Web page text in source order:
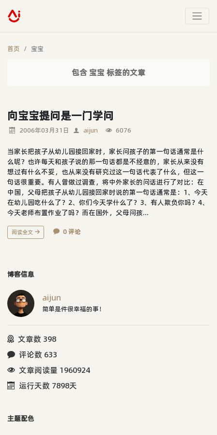
首页 宝宝
包含 宝宝 标签的文章
向宝宝提问是一门学问
2006年03月31日 aijun 6076
当家长把孩子从幼儿园接回家时，家长问孩子的第一句话通常是什
么呢？也许每天和孩子说的那一句话都是不经意的，家长从来没有
想过有什么不妥，也从来没有研究过这一句话代表了什么，但这一
句话很重要。有人曾做过调查，将中外家长的问话进行了对比：在
中国，父母把孩子从幼儿园接回家时说的第一句话通常是：1、今天
在幼儿园吃什么了？2、你们今天学什么了？3、有人欺负你吗？4、
今天老师布置作业了吗？而在国外，父母问孩...
阅读全文 0 评论
博客信息
aijun
简单是件很幸福的事！
文章数 398
评论数 633
文章阅读量 1960924
运行天数 7898天
主题配色